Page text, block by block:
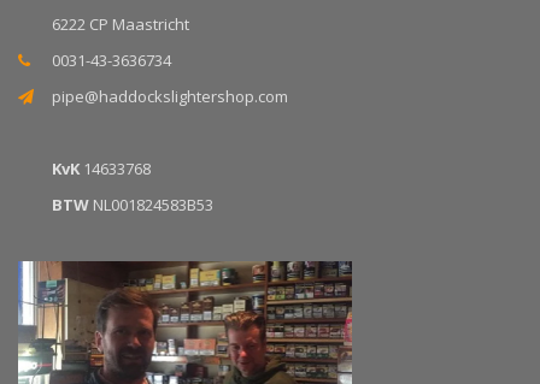
6222 CP Maastricht
0031-43-3636734
pipe@haddockslightershop.com
KvK 14633768
BTW NL001824583B53